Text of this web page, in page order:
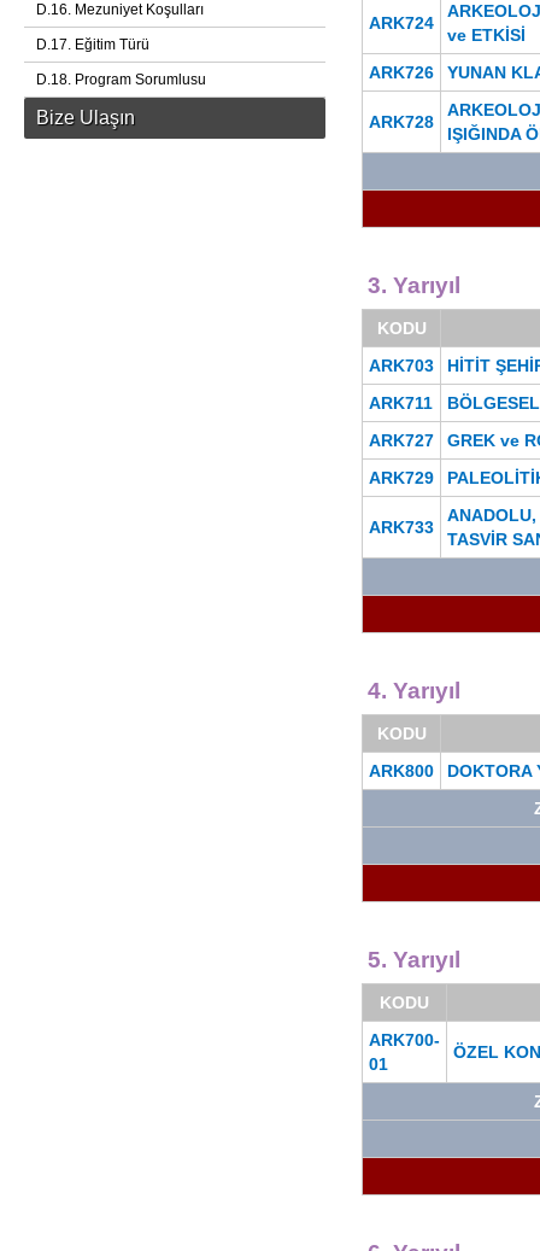
D.16. Mezuniyet Koşulları
D.17. Eğitim Türü
D.18. Program Sorumlusu
Bize Ulaşın
ARK724
ve ETKİSİ
ARK726
YUNAN
ARK728
IŞIĞINDA
3. Yarıyıl
KODU
ARK703
HİTİT
ARK711
ARK727
GREK ve
ARK729
ARK733
ANADOLU,
TASVİR
4. Yarıyıl
KODU
ARK800
DOKTORA
5. Yarıyıl
KODU
ARK700-
01
ÖZEL